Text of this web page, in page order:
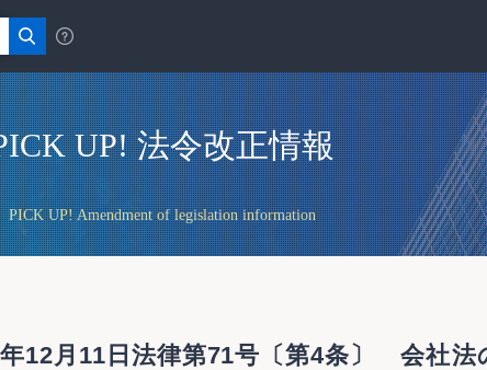
UP! 法令改正情報
PICK UP! Amendment of legislation information
12月11日法律第71号〔第4条〕 会社法